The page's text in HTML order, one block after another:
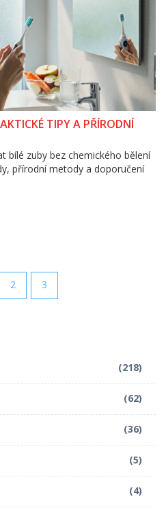
TIPY A PŘÍRODNÍ
bílé zuby bez chemického bělení
přírodní metody a doporučení
2 3
(218)
(62)
(36)
(5)
(4)